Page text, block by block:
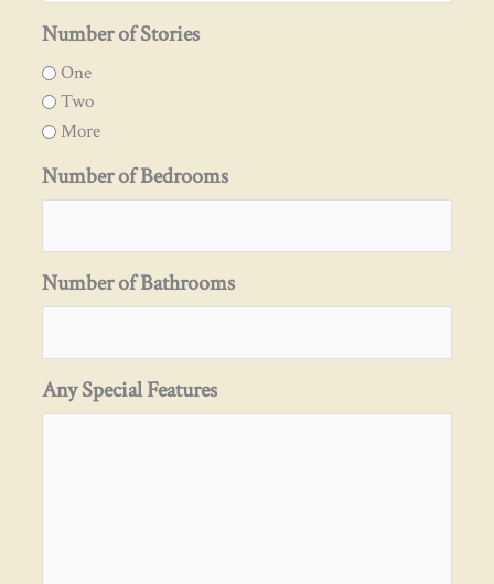
Number of Stories
One
Two
More
Number of Bedrooms
Number of Bathrooms
Any Special Features